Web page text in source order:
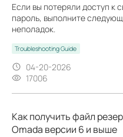
Если вы потеряли доступ к
пароль, выполните
неполадок.
Troubleshooting Guide
04-20-2026
17006
Как получить файл
Omada версии 6 и выше